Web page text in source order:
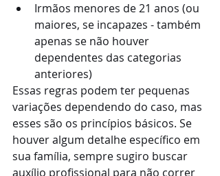
Irmãos menores de 21 anos (ou
maiores, se incapazes - também
apenas se não houver
dependentes das categorias
anteriores)
Essas regras podem ter pequenas
variações dependendo do caso, mas
esses são os princípios básicos. Se
houver algum detalhe específico em
sua família, sempre sugiro buscar
auxílio profissional para não correr